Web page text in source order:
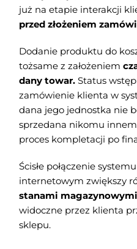
już na etapie interakcji
przed złożeniem
Dodanie produktu do
tożsame z założeniem
dany towar.Status
zamówienie klienta w
dana jego jednostka nie
sprzedana nikomu
proces kompletacji po
Ścisłe połączenie
internetowym zwiększy
stanami
widoczne przez klienta
sklepu.